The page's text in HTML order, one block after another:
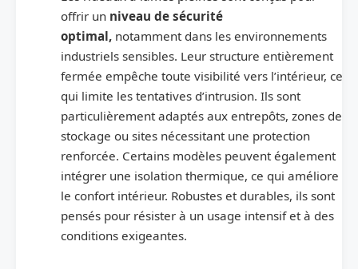
offrir un niveau de sécurité
optimal, notamment dans les environnements
industriels sensibles. Leur structure entièrement
fermée empêche toute visibilité vers l’intérieur, ce
qui limite les tentatives d’intrusion. Ils sont
particulièrement adaptés aux entrepôts, zones de
stockage ou sites nécessitant une protection
renforcée. Certains modèles peuvent également
intégrer une isolation thermique, ce qui améliore
le confort intérieur. Robustes et durables, ils sont
pensés pour résister à un usage intensif et à des
conditions exigeantes.